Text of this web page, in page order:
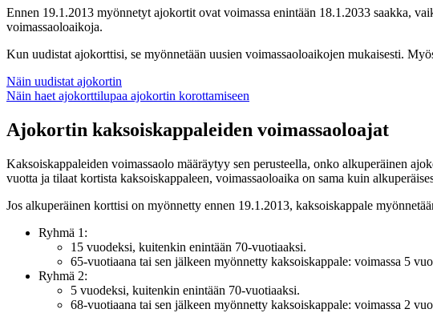
Ennen 19.1.2013 myönnetyt ajokortit ovat voimassa enintään 18.1.2033 saakka,
voimassaoloaikoja.
Kun uudistat ajokorttisi, se myönnetään uusien voimassaoloaikojen mukaisesti.
Näin uudistat ajokortin
Näin haet ajokorttilupaa ajokortin korottamiseen
Ajokortin kaksoiskappaleiden voimassaoloajat
Kaksoiskappaleiden voimassaolo määräytyy sen perusteella, onko alkuperäinen
vuotta ja tilaat kortista kaksoiskappaleen, voimassaoloaika on sama kuin
Jos alkuperäinen korttisi on myönnetty ennen 19.1.2013, kaksoiskappale
Ryhmä 1:
15 vuodeksi, kuitenkin enintään 70-vuotiaaksi.
65-vuotiaana tai sen jälkeen myönnetty kaksoiskappale: voimassa 5
Ryhmä 2:
5 vuodeksi, kuitenkin enintään 70-vuotiaaksi.
68-vuotiaana tai sen jälkeen myönnetty kaksoiskappale: voimassa 2